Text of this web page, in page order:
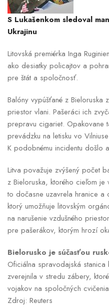
S Lukašenkom sledoval
Ukrajinu
Litovská premiérka Inga
ako desiatky policajtov a
pre štát a spoločnosť.
Balóny vypúšťané z Bieloruska
priestor vlani. Pašeráci ich
prepravu cigariet. Opakovane
prevádzku na letisku vo
K podobnému incidentu došlo
Litva považuje zvýšený počet
z Bieloruska, ktorého cieľom
to dočasne uzavrela hranice
ktorý umožňuje litovským
na narušenie vzdušného
pre pašerákov, ktorým hrozí
Bielorusko je súčasťou
Oficiálna spravodajská stanica
zverejnila v stredu zábery,
vojakov na spoločných
Zdroj: Reuters